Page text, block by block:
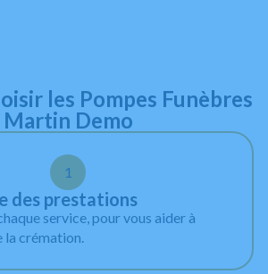
les Pompes Funèbres
Martin Demo
1
des prestations
service, pour vous aider à
la crémation.